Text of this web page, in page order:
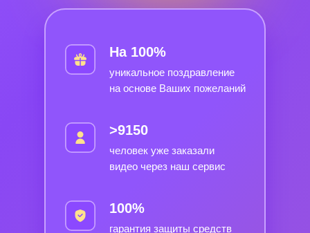
уникальное поздравление
на основе Ваших пожеланий
На 100%
человек уже заказали
видео через наш сервис
>9150
гарантия защиты средств
100%